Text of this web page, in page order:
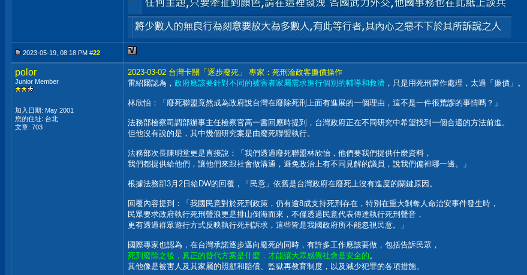
2023-05-19, 08:18 PM #22
polor
Junior Member
加入日期: May 2001
您的住址: 台北
文章: 703
2023-03-02 台灣卡關「逐步廢死」 專家：死刑淪政客廉價操作
雷紹爾認為， 政府應該要針對不同的被害者家屬需求進行個別的輔導和救濟 ，只是用死刑當作處理，太過「廉價」。
林欣怡：「廢死聯盟竟然成為政府說台灣在廢除死刑上面有進展的一個理由，這不是一件很荒謬的事情嗎？」
法務部檢察司調部辦事主任檢察官高一書回應時提到，台灣政府正在不同研究中希望找到一個合適的方法前進。
但他沒有說的是，其中幾個研究案是由廢死聯盟執行。
法務部次長陳明堂更是直接說：「我們透過廢死聯盟林欣怡，他們要我們提供什麼資料，
我們都提供給他們，讓他們來跟社會做溝通，避免政治上有不同見解的議員，說我們偏袒哪一邊。」
根據法務部3月2日給DW的回覆，「民意」依舊是台灣政府在廢死上沒有進度的關鍵原因。
回覆內容提到：「我國民意對於死刑政策，仍有逾8成支持死刑存在，特別在重大剝奪人命治安事件發生時，
民眾要求政府執行死刑聲浪更是排山倒海而來，不僅透過民意代表傳達執行死刑聲音，
更有透過群眾遊行方式反映執行死刑訴求，這些皆是我國政府所不能忽視民意。」
國際專家也認為，在台灣承諾逐步邁向廢死的同時，有許多工作應該要做，包括告訴民眾，
死刑廢除之後，真正的替代方案是什麼，才能讓大眾感覺社會是安全的。
其他像是被害人及其家屬的照顧和賠償、監獄再教育制度，以及減少犯罪的各項措施。